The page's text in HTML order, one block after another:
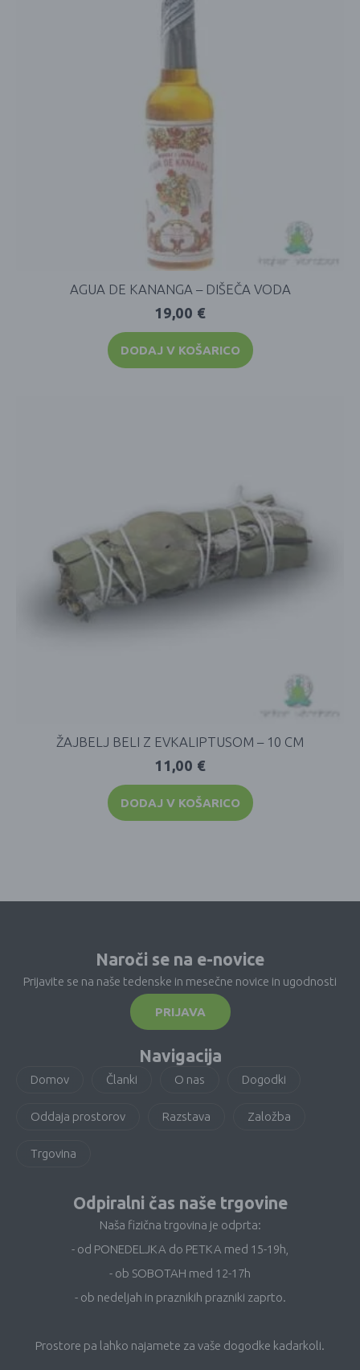
AGUA DE KANANGA – DIŠEČA VODA
19,00 €
DODAJ V KOŠARICO
ŽAJBELJ BELI Z EVKALIPTUSOM – 10 CM
11,00 €
DODAJ V KOŠARICO
Naroči se na e-novice
Prijavite se na naše tedenske in mesečne novice in ugodnosti
PRIJAVA
Navigacija
Domov Članki O nas Dogodki
Oddaja prostorov Razstava Založba
Trgovina
Odpiralni čas naše trgovine
Naša fizična trgovina je odprta:
- od PONEDELJKA do PETKA med 15-19h,
- ob SOBOTAH med 12-17h
- ob nedeljah in praznikih prazniki zaprto.
Prostore pa lahko najamete za vaše dogodke kadarkoli.